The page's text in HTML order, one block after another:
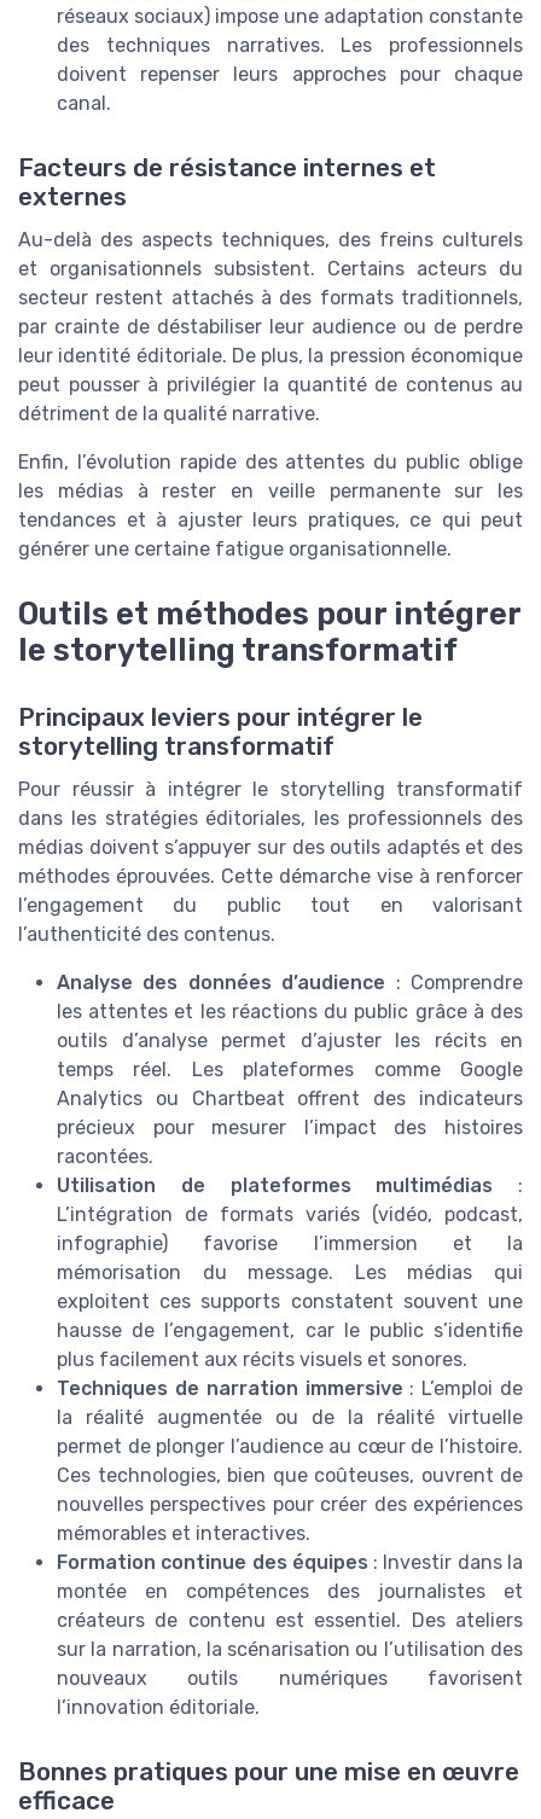
réseaux sociaux) impose une adaptation constante
des techniques narratives. Les professionnels
doivent repenser leurs approches pour chaque
canal.
Facteurs de résistance internes et
externes
Au-delà des aspects techniques, des freins culturels
et organisationnels subsistent. Certains acteurs du
secteur restent attachés à des formats traditionnels,
par crainte de déstabiliser leur audience ou de perdre
leur identité éditoriale. De plus, la pression économique
peut pousser à privilégier la quantité de contenus au
détriment de la qualité narrative.
Enfin, l’évolution rapide des attentes du public oblige
les médias à rester en veille permanente sur les
tendances et à ajuster leurs pratiques, ce qui peut
générer une certaine fatigue organisationnelle.
Outils et méthodes pour intégrer
le storytelling transformatif
Principaux leviers pour intégrer le
storytelling transformatif
Pour réussir à intégrer le storytelling transformatif
dans les stratégies éditoriales, les professionnels des
médias doivent s’appuyer sur des outils adaptés et des
méthodes éprouvées. Cette démarche vise à renforcer
l’engagement du public tout en valorisant
l’authenticité des contenus.
Analyse des données d’audience : Comprendre
les attentes et les réactions du public grâce à des
outils d’analyse permet d’ajuster les récits en
temps réel. Les plateformes comme Google
Analytics ou Chartbeat offrent des indicateurs
précieux pour mesurer l’impact des histoires
racontées.
Utilisation de plateformes multimédias :
L’intégration de formats variés (vidéo, podcast,
infographie) favorise l’immersion et la
mémorisation du message. Les médias qui
exploitent ces supports constatent souvent une
hausse de l’engagement, car le public s’identifie
plus facilement aux récits visuels et sonores.
Techniques de narration immersive : L’emploi de
la réalité augmentée ou de la réalité virtuelle
permet de plonger l’audience au cœur de l’histoire.
Ces technologies, bien que coûteuses, ouvrent de
nouvelles perspectives pour créer des expériences
mémorables et interactives.
Formation continue des équipes : Investir dans la
montée en compétences des journalistes et
créateurs de contenu est essentiel. Des ateliers
sur la narration, la scénarisation ou l’utilisation des
nouveaux outils numériques favorisent
l’innovation éditoriale.
Bonnes pratiques pour une mise en œuvre
efficace